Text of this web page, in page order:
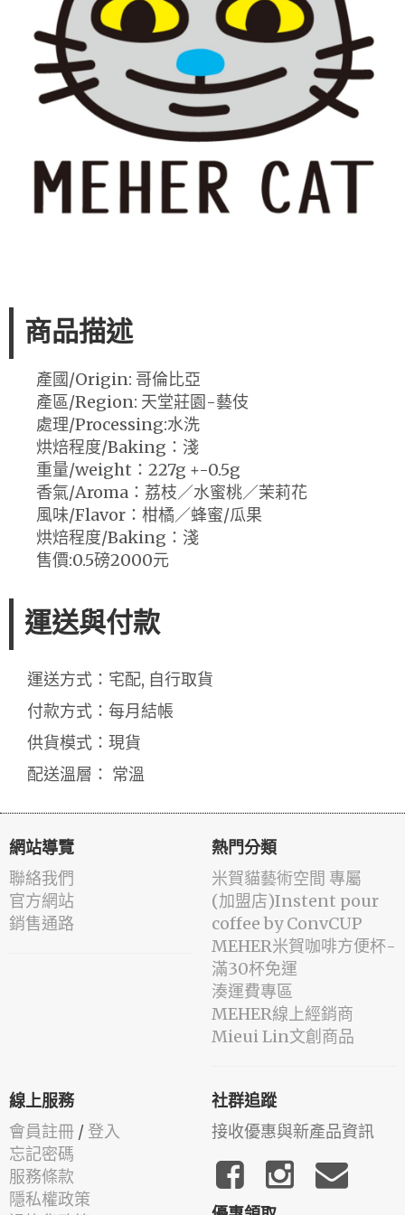
商品描述
產國/Origin: 哥倫比亞
產區/Region: 天堂莊園-藝伎
處理/Processing:水洗
烘焙程度/Baking：淺
重量/weight：227g +-0.5g
香氣/Aroma：荔枝／水蜜桃／茉莉花
風味/Flavor：柑橘／蜂蜜/瓜果
烘焙程度/Baking：淺
售價:0.5磅2000元
運送與付款
運送方式：宅配, 自行取貨
付款方式：每月結帳
供貨模式：現貨
配送溫層： 常溫
網站導覽
聯絡我們
官方網站
銷售通路
熱門分類
米賀貓藝術空間 專屬
(加盟店)Instent pour
coffee by ConvCUP
MEHER米賀咖啡方便杯-
滿30杯免運
湊運費專區
MEHER線上經銷商
Mieui Lin文創商品
線上服務
會員註冊 / 登入
忘記密碼
服務條款
隱私權政策
社群追蹤
接收優惠與新產品資訊